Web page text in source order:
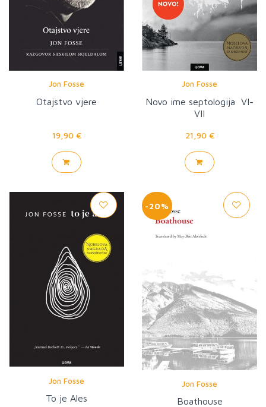
Jon Fosse
Otajstvo vjere
19,90 €
Jon Fosse
Novo ime septologija VI-
VII
21,90 €
Jon Fosse
To je Ales
-20%
Jon Fosse
Boathouse